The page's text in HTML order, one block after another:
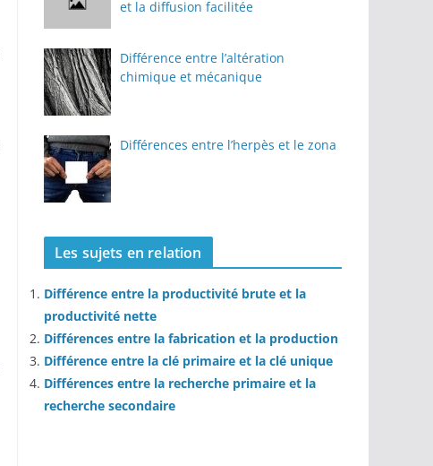
et la diffusion facilitée
Différence entre l’altération
chimique et mécanique
Différences entre l’herpès et le zona
Les sujets en relation
Différence entre la productivité brute et la
productivité nette
Différences entre la fabrication et la production
Différence entre la clé primaire et la clé unique
Différences entre la recherche primaire et la
recherche secondaire